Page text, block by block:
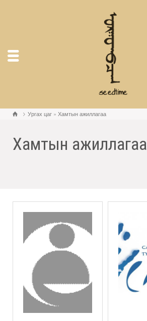
Ургах цаг »Хамтын ажиллагаа
Хамтын ажиллагаа